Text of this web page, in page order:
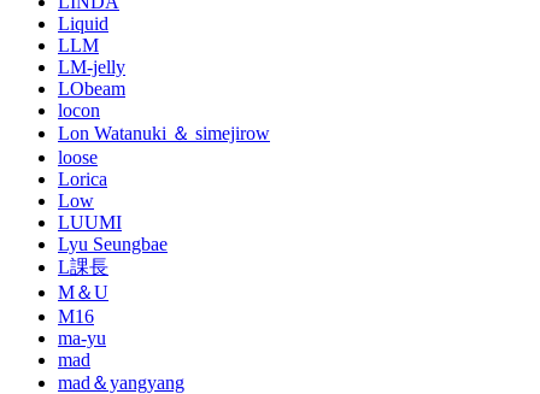
Liquid
LLM
LM-jelly
LObeam
locon
Lon Watanuki ＆ simejirow
loose
Lorica
Low
LUUMI
Lyu Seungbae
L課長
M＆U
M16
ma-yu
mad
mad＆yangyang